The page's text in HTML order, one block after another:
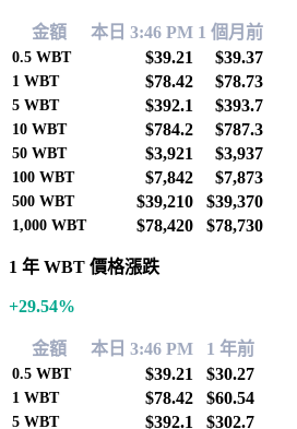
金額 本日 3:46 PM 1 個月前
0.5 WBT $39.21 $39.37
1 WBT $78.42 $78.73
5 WBT $392.1 $393.7
10 WBT $784.2 $787.3
50 WBT $3,921 $3,937
100 WBT $7,842 $7,873
500 WBT $39,210 $39,370
1,000 WBT $78,420 $78,730
1 年 WBT 價格漲跌
+29.54%
金額 本日 3:46 PM 1 年前
0.5 WBT $39.21 $30.27
1 WBT $78.42 $60.54
5 WBT $392.1 $302.7